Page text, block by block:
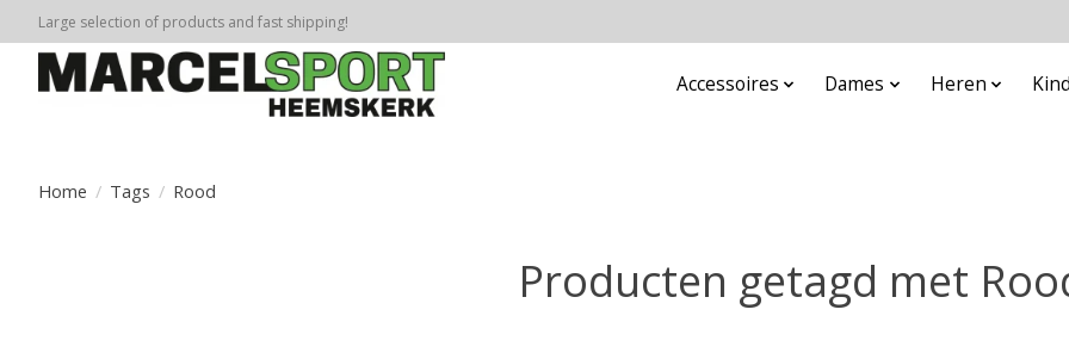
Large selection of products and fast shipping!
Accessoires Dames Heren
Home / Tags / Rood
Producten getagd met